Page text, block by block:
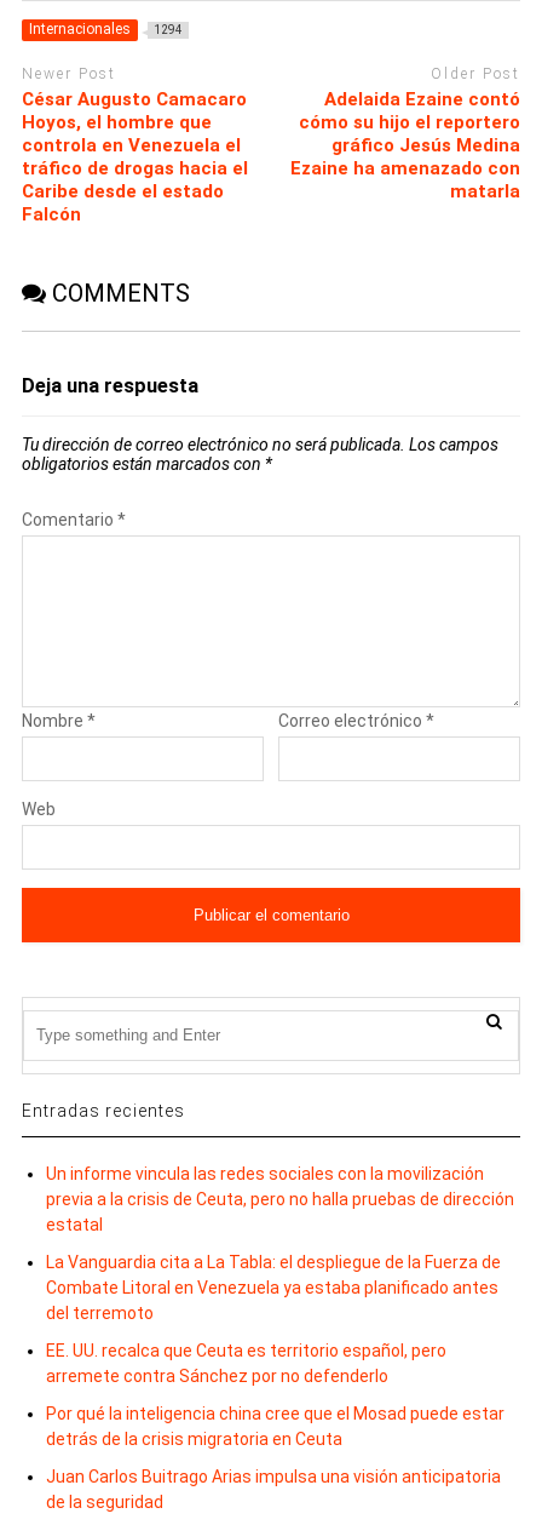
Internacionales 1294
Newer Post
César Augusto Camacaro
Hoyos, el hombre que
controla en Venezuela el
tráfico de drogas hacia el
Caribe desde el estado
Falcón
Older Post
Adelaida Ezaine contó
cómo su hijo el reportero
gráfico Jesús Medina
Ezaine ha amenazado con
matarla
COMMENTS
Deja una respuesta
Tu dirección de correo electrónico no será publicada. Los campos
obligatorios están marcados con *
Comentario *
Nombre * Correo electrónico*
Web
Entradas recientes
Un informe vincula las redes sociales con la movilización
previa a la crisis de Ceuta, pero no halla pruebas de dirección
estatal
La Vanguardia cita a La Tabla: el despliegue de la Fuerza de
Combate Litoral en Venezuela ya estaba planificado antes
del terremoto
EE. UU. recalca que Ceuta es territorio español, pero
arremete contra Sánchez por no defenderlo
Por qué la inteligencia china cree que el Mosad puede estar
detrás de la crisis migratoria en Ceuta
Juan Carlos Buitrago Arias impulsa una visión anticipatoria
de la seguridad